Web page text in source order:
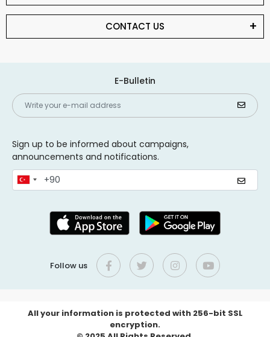
CONTACT US
E-Bulletin
Sign up to be informed about campaigns,
announcements and notifications.
Follow us
All your information is protected with 256-bit SSL
encryption.